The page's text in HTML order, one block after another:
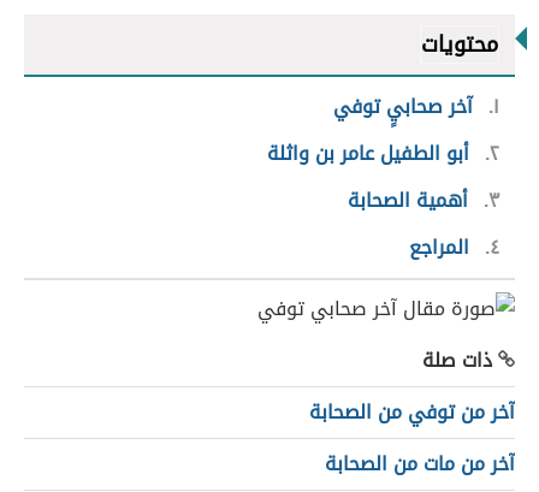
محتويات
١ آخر صحابيٍ توفي
٢ أبو الطفيل عامر بن واثلة
٣ أهمية الصحابة
٤
المراجع
ذات صلة
آخر من توفي من الصحابة
آخر من مات من الصحابة